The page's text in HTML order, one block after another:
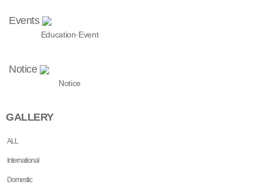
Events
Education·Event
Notice
Notice
GALLERY
ALL
International
Domestic